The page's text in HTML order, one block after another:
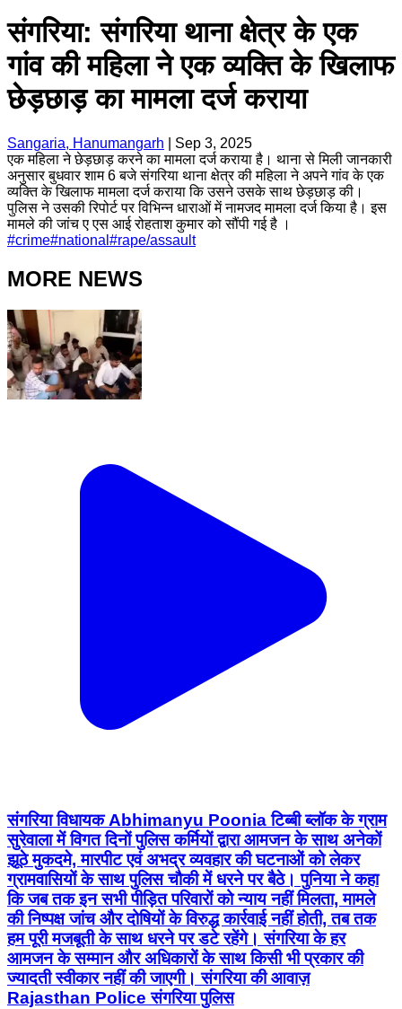
संगरिया: संगरिया थाना क्षेत्र के एक
गांव की महिला ने एक व्यक्ति के खिलाफ
छेड़छाड़ का मामला दर्ज कराया
Sangaria, Hanumangarh
Sep 3, 2025
एक महिला ने छेड़छाड़ करने का मामला दर्ज कराया है। थाना से मिली जानकारी
अनुसार बुधवार शाम 6 बजे संगरिया थाना क्षेत्र की महिला ने अपने गांव के एक
व्यक्ति के खिलाफ मामला दर्ज कराया कि उसने उसके साथ छेड़छाड़ की।
पुलिस ने उसकी रिपोर्ट पर विभिन्न धाराओं में नामजद मामला दर्ज किया है। इस
मामले की जांच ए एस आई रोहताश कुमार को सौंपी गई है ।
#crime#national #rape/assault
MORE NEWS
संगरिया विधायक Abhimanyu Poonia टिब्बी ब्लॉक के ग्राम
सुरेवाला में विगत दिनों पुलिस कर्मियों द्वारा आमजन के साथ अनेकों
झूठे मुकदमे, मारपीट एवं अभद्र व्यवहार की घटनाओं को लेकर
ग्रामवासियों के साथ पुलिस चौकी में धरने पर बैठे। पुनिया ने कहा
कि जब तक इन सभी पीड़ित परिवारों को न्याय नहीं मिलता, मामले
की निष्पक्ष जांच और दोषियों के विरुद्ध कार्रवाई नहीं होती, तब तक
हम पूरी मजबूती के साथ धरने पर डटे रहेंगे। संगरिया के हर
आमजन के सम्मान और अधिकारों के साथ किसी भी प्रकार की
ज्यादती स्वीकार नहीं की जाएगी। संगरिया की आवाज़
Rajasthan Police संगरिया पुलिस